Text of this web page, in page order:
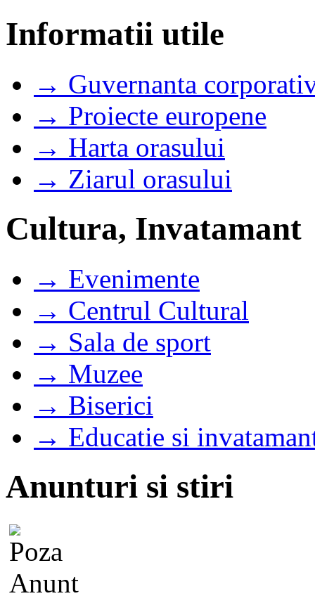
Informatii utile
→ Guvernanta
→ Proiecte europene
→ Harta orasului
→ Ziarul orasului
Cultura, Invatamant
→ Evenimente
→ Centrul Cultural
→ Sala de sport
→ Muzee
→ Biserici
→ Educatie si
Anunturi si stiri